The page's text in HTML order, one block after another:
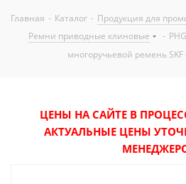
Главная - Каталог - Продукция для
Ремни приводные клиновые
-
многоручьевой ремень
ЦЕНЫ НА САЙТЕ В
АКТУАЛЬНЫЕ ЦЕНЫ